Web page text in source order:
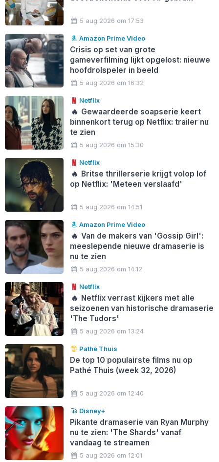
5 aug 2026 om 17:53
Amazon Prime Video
Crisis op set van grote
gameverfilming lijkt opgelost: nieuwe
hoofdrolspeler in beeld
5 aug 2026 om 16:32
Netflix
🔥 Gewaardeerde soapserie keert
binnenkort terug op Netflix: trailer nu
te zien
5 aug 2026 om 15:30
Netflix
🔥 Britse thrillerserie krijgt volop lof
op Netflix: 'Meteen verslaafd'
5 aug 2026 om 14:51
Amazon Prime Video
🔥 Van de makers van 'Gossip Girl':
meeslepende nieuwe dramaserie is
nu te zien
5 aug 2026 om 14:12
Netflix
🔥 Netflix verrast kijkers met alle
seizoenen van historische dramaserie
'The Tudors'
5 aug 2026 om 13:24
Pathé Thuis
De top 10 populairste films nu op
Pathé Thuis (week 32, 2026)
5 aug 2026 om 12:40
Disney+
Pikante dramaserie van Ryan Murphy
nu te zien: 'The Shards' vanaf
vandaag te streamen
5 aug 2026 om 12:01